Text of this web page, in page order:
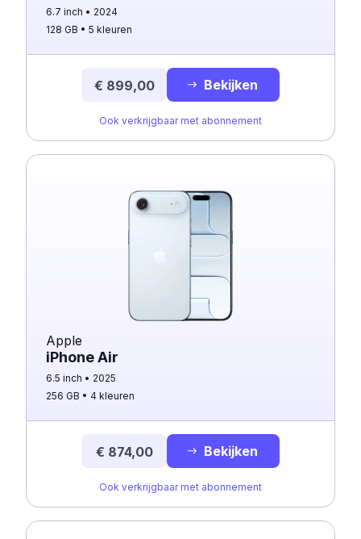
6.7 inch
2024
128 GB
5 kleuren
€ 899,00 Bekijken
Ook verkrijgbaar met abonnement
Apple
iPhone Air
6.5 inch
2025
256 GB
4 kleuren
€ 874,00 Bekijken
Ook verkrijgbaar met abonnement